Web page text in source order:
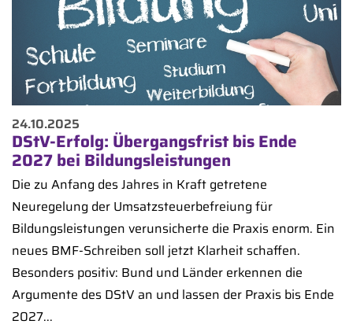
24.10.2025
DStV-Erfolg: Übergangsfrist bis Ende
2027 bei Bildungsleistungen
Die zu Anfang des Jahres in Kraft getretene
Neuregelung der Umsatzsteuerbefreiung für
Bildungsleistungen verunsicherte die Praxis enorm. Ein
neues BMF-Schreiben soll jetzt Klarheit schaffen.
Besonders positiv: Bund und Länder erkennen die
Argumente des DStV an und lassen der Praxis bis Ende
2027...